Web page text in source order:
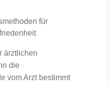
für
ärztlichen
die
vom Arzt bestimmt